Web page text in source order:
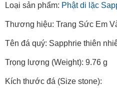
Loại sản phẩm: Phật di lặc
Thương hiệu: Trang Sức Em
Tên đá quý: Sapphrie thiên
Trọng lượng (Weight): 9.76 g
Kích thước đá (Size stone):